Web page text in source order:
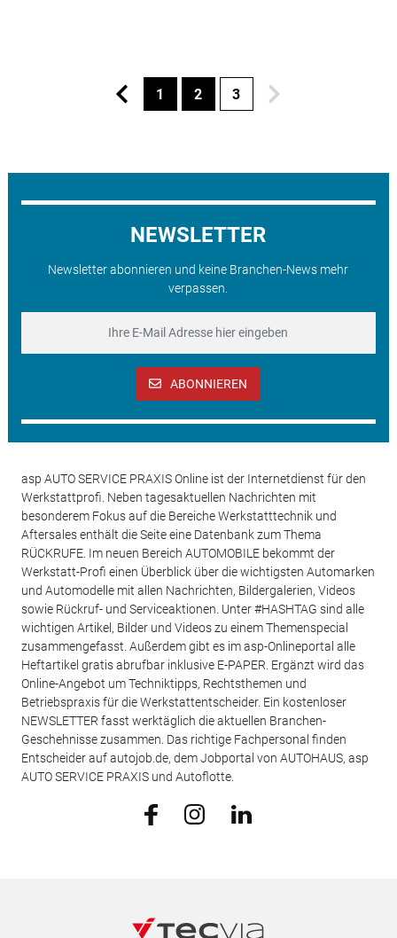
1 2 3
NEWSLETTER
Newsletter abonnieren und keine Branchen-News mehr
verpassen.
ABONNIEREN
asp AUTO SERVICE PRAXIS Online ist der Internetdienst für den
Werkstattprofi. Neben tagesaktuellen Nachrichten mit
besonderem Fokus auf die Bereiche Werkstatttechnik und
Aftersales enthält die Seite eine Datenbank zum Thema
RÜCKRUFE. Im neuen Bereich AUTOMOBILE bekommt der
Werkstatt-Profi einen Überblick über die wichtigsten Automarken
und Automodelle mit allen Nachrichten, Bildergalerien, Videos
sowie Rückruf- und Serviceaktionen. Unter #HASHTAG sind alle
wichtigen Artikel, Bilder und Videos zu einem Themenspecial
zusammengefasst. Außerdem gibt es im asp-Onlineportal alle
Heftartikel gratis abrufbar inklusive E-PAPER. Ergänzt wird das
Online-Angebot um Techniktipps, Rechtsthemen und
Betriebspraxis für die Werkstattentscheider. Ein kostenloser
NEWSLETTER fasst werktäglich die aktuellen Branchen-
Geschehnisse zusammen. Das richtige Fachpersonal finden
Entscheider auf autojob.de, dem Jobportal von AUTOHAUS, asp
AUTO SERVICE PRAXIS und Autoflotte.